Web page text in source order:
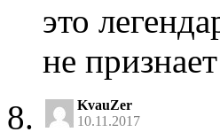
это
не
KvauZer
10.11.2017